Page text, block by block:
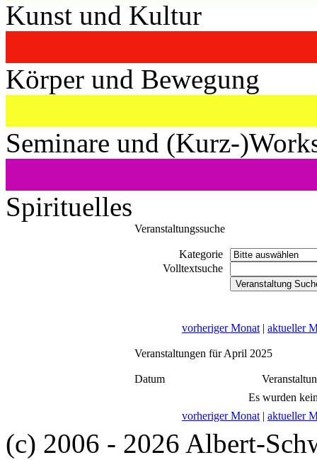
Kunst und Kultur
Körper und Bewegung
Seminare und (Kurz-
Spirituelles
Veranstaltungssuche
Kategorie
Volltextsuche
vorheriger Monat | aktueller
Veranstaltungen für April 2025
Datum
Es wurden
vorheriger Monat | aktueller
(c) 2006 - 2026 Albert-